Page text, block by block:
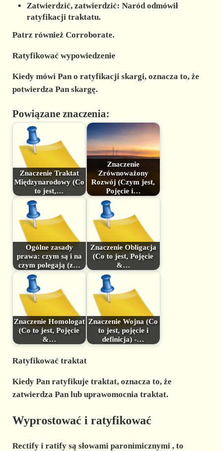
Zatwierdzić, zatwierdzić: Naród odmówił
ratyfikacji traktatu.
Patrz również Corroborate.
Ratyfikować wypowiedzenie
Kiedy mówi Pan o ratyfikacji skargi, oznacza to, że
potwierdza Pan skargę.
Powiązane znaczenia:
Znaczenie Traktat
Międzynarodowy (Co
to jest,…
Znaczenie
Zrównoważony
Rozwój (Czym jest,
Pojęcie i…
Ogólne zasady
prawa: czym są i na
czym polegają (z…
Znaczenie Obligacja
(Co to jest, Pojęcie
&…
Znaczenie Homologat
(Co to jest, Pojęcie
&…
Znaczenie Wojna (Co
to jest, pojęcie i
definicja) -…
Ratyfikować traktat
Kiedy Pan ratyfikuje traktat, oznacza to, że
zatwierdza Pan lub uprawomocnia traktat.
Wyprostować i ratyfikować
Rectify i ratify są słowami paronimicznymi , to